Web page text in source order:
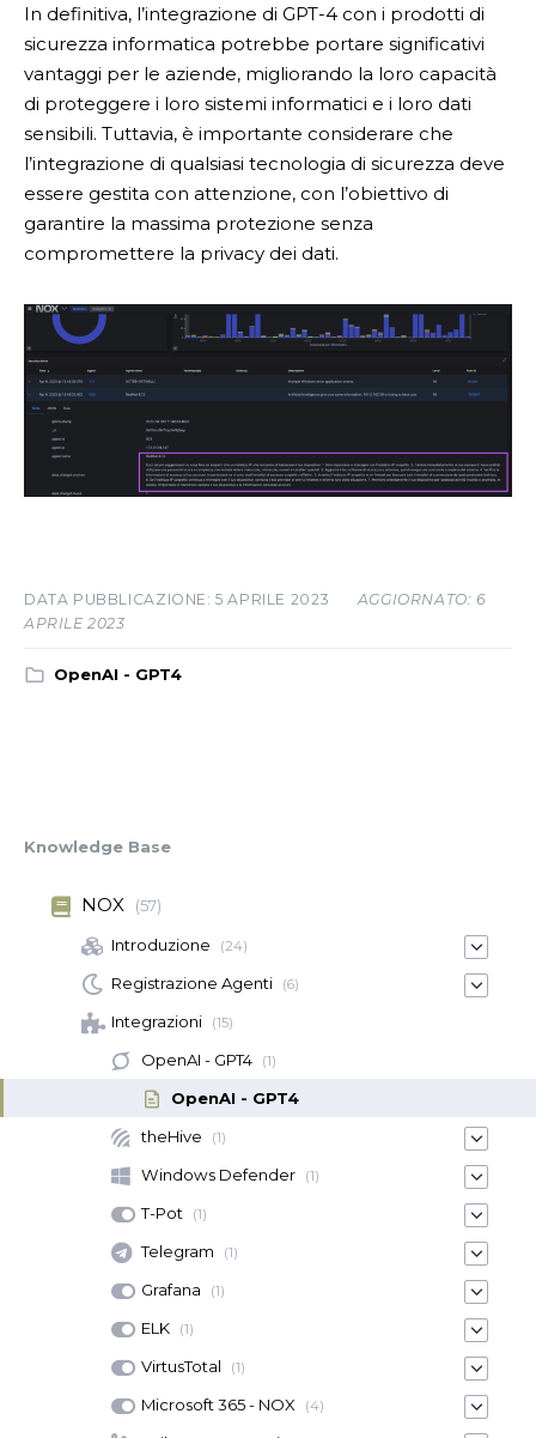
In definitiva, l’integrazione di GPT-4 con i prodotti di
sicurezza informatica potrebbe portare significativi
vantaggi per le aziende, migliorando la loro capacità
di proteggere i loro sistemi informatici e i loro dati
sensibili. Tuttavia, è importante considerare che
l’integrazione di qualsiasi tecnologia di sicurezza deve
essere gestita con attenzione, con l’obiettivo di
garantire la massima protezione senza
compromettere la privacy dei dati.
5 APRILE 2023
AGGIORNATO: 6
APRILE 2023
OpenAI - GPT4
Knowledge Base
NOX (57)
Introduzione (24)
Registrazione Agenti (6)
Integrazioni (15)
OpenAI - GPT4 (1)
OpenAI - GPT4
theHive
(1)
Windows Defender (1)
T-Pot (1)
Telegram (1)
Grafana (1)
ELK (1)
VirtusTotal (1)
Microsoft 365 - NOX (4)